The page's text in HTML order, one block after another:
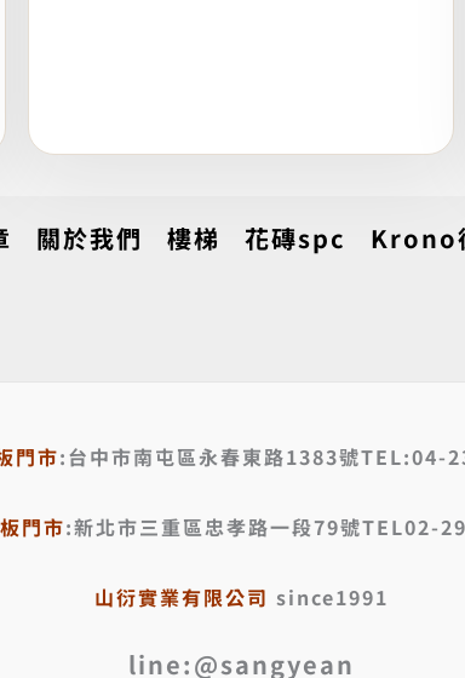
關於我們 樓梯 花磚spc Krono
門市:台中市南屯區永春東路1383號TEL:04-
門市:新北市三重區忠孝路一段79號TEL02-
山衍實業有限公司 since1991
line:@sangyean